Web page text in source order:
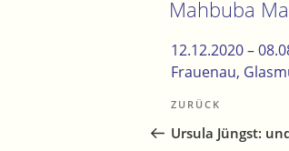
Mahbuba
12.12.2020 –
Frauenau,
Vorheriger
Beitrag
ZURÜCK
Ursula Jüngst: